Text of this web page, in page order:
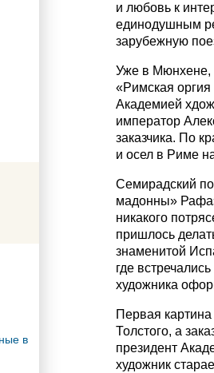
в
и любовь к
единодушным
зарубежную
Уже в Мюнхене,
«Римская
Академией
император
заказчика. По
и осел в Риме
Семирадский
мадонны»
никакого
пришлось
знаменитой
где
художника
Первая
Толстого, а
президент
художник